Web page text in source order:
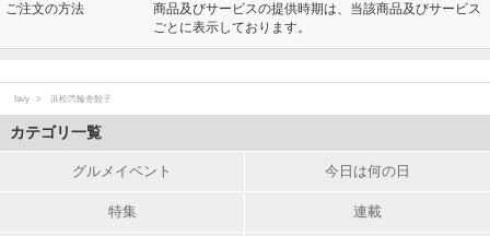
ご注文の方法
商品及びサービスの提供時期は、当該商品及びサービス
ごとに表示しております。
favy 浜松弐輪舎餃子
カテゴリ一覧
グルメイベント 今日は何の日
特集 連載